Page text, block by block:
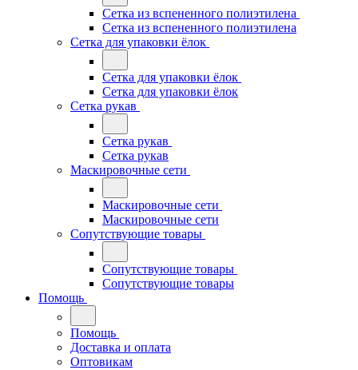
Сетка из вспененного полиэтилена
Сетка из вспененного полиэтилена
Сетка для упаковки ёлок
Сетка для упаковки ёлок
Сетка для упаковки ёлок
Сетка рукав
Сетка рукав
Сетка рукав
Маскировочные сети
Маскировочные сети
Маскировочные сети
Сопутствующие товары
Сопутствующие товары
Сопутствующие товары
Помощь
Помощь
Доставка и оплата
Оптовикам